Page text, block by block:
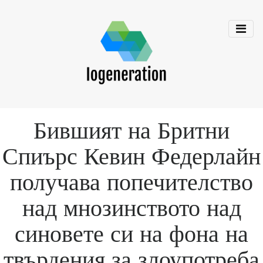
Бившият на Бритни
Спиърс Кевин Федерлайн
получава попечителство
над мнозинството над
синовете си на фона на